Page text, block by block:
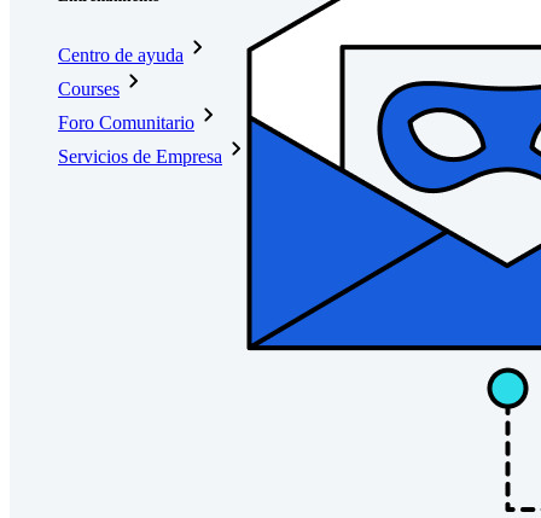
Centro de ayuda
Courses
Foro Comunitario
Servicios de Empresa
Hablar con